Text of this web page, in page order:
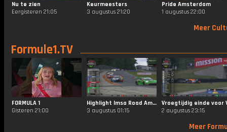
Nu te zien
Eergisteren 21:05
Keurmeesters
3 augustus 21:20
Pride Amsterdam
1 augustus 22:00
Meer
Formule1.TV
FORMULA 1
Gisteren 21:00
Highlight Imsa Road America
3 augustus 01:15
2 augustus 23:15
Meer